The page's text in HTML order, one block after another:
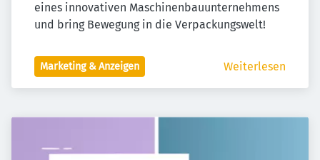
eines innovativen Maschinenbauunternehmens
und bring Bewegung in die Verpackungswelt!
Marketing & Anzeigen Weiterlesen